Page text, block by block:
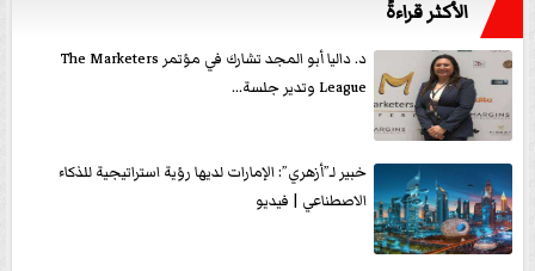
الأكثر قراءةً
د. داليا أبو المجد تشارك في مؤتمر The Marketers
League وتدير جلسة...
خبير لـ”أزهري”: الإمارات لديها رؤية استراتيجية للذكاء
الاصطناعي | فيديو